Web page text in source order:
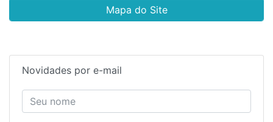
Mapa do Site
Novidades por e-mail